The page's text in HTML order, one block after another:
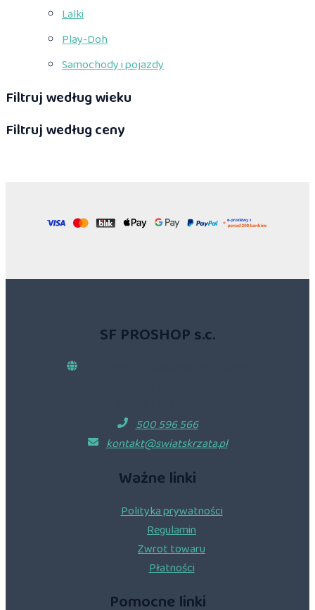
Lalki
Play-Doh
Samochody i pojazdy
Filtruj według wieku
Filtruj według ceny
SF PROSHOP s.c.
500 596 566
kontakt@swiatskrzata.pl
Ważne linki
Polityka prywatności
Regulamin
Zwrot towaru
Płatności
Pomocne linki